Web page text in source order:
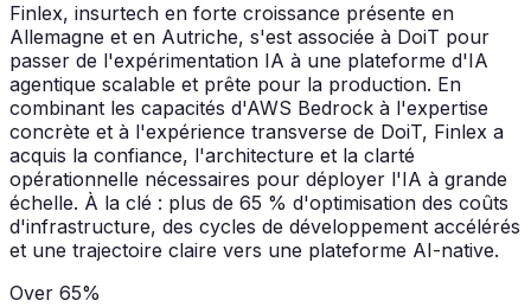
Finlex, insurtech en forte croissance présente en
Allemagne et en Autriche, s'est associée à DoiT pour
passer de l'expérimentation IA à une plateforme d'IA
agentique scalable et prête pour la production. En
combinant les capacités d'AWS Bedrock à l'expertise
concrète et à l'expérience transverse de DoiT, Finlex a
acquis la confiance, l'architecture et la clarté
opérationnelle nécessaires pour déployer l'IA à grande
échelle. À la clé : plus de 65 % d'optimisation des coûts
d'infrastructure, des cycles de développement accélérés
et une trajectoire claire vers une plateforme AI-native.
Over 65%